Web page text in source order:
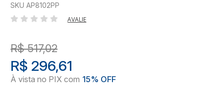
SKU AP8102PP
AVALIE
R$ 517,02
R$ 296,61